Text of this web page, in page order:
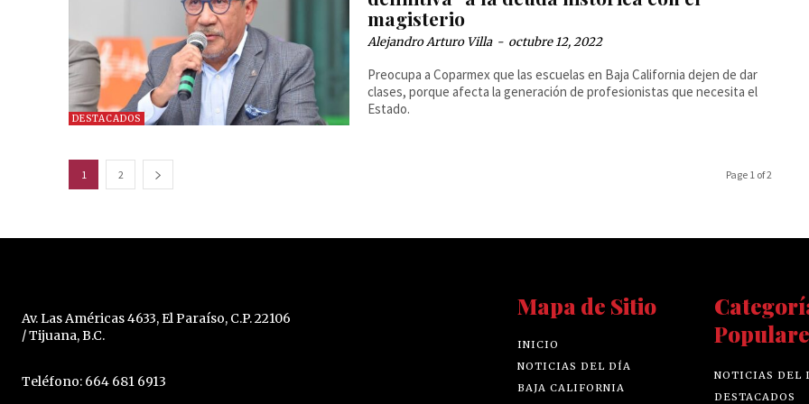
DESTACADOS
magisterio
Alejandro Arturo Villa - octubre 12, 2022
Preocupa a Coparmex que las escuelas en Baja California dejen de dar
clases, porque afecta la generación de profesionistas que necesita el
Estado.
1 2 Page 1 of 2
Av. Las Américas 4633, El Paraíso, C.P. 22106
/ Tijuana, B.C.
Teléfono: 664 681 6913
Mapa de Sitio
INICIO
NOTICIAS DEL DÍA
BAJA CALIFORNIA
NOTICIAS DEL
DESTACADOS